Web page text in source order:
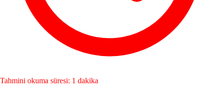
Tahmini okuma süresi: 1 dakika